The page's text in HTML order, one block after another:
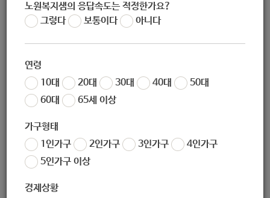
노원복지샘의 응답속도는 적정한가요?
그렇다
보통이다 아니다
연령
10대
20대 30대 40대
50대
60대
65세 이상
가구형태
1인가구
2인가구 3인가구
4인가구
5인가구 이상
경제상황
지침
작성자 노원 복지샘
213